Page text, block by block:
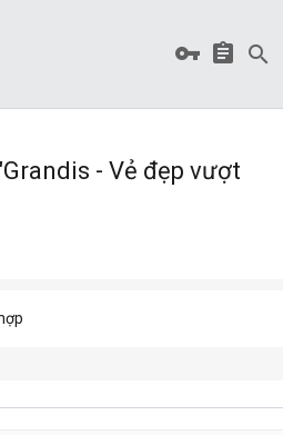
- Vẻ đẹp vượt